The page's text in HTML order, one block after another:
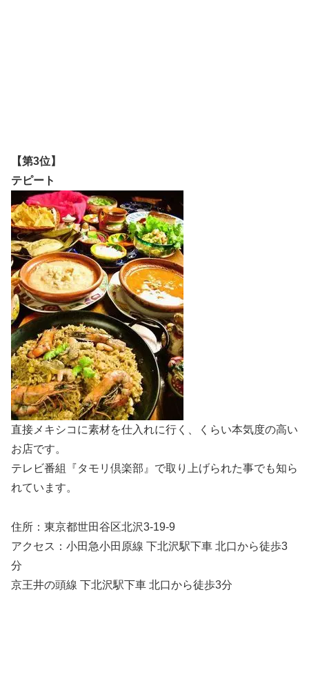
【第3位】
テピート
直接メキシコに素材を仕入れに行く、くらい本気度の高い
お店です。
テレビ番組『タモリ倶楽部』で取り上げられた事でも知ら
れています。
住所：東京都世田谷区北沢3-19-9
アクセス：小田急小田原線 下北沢駅下車 北口から徒歩3
分
京王井の頭線 下北沢駅下車 北口から徒歩3分